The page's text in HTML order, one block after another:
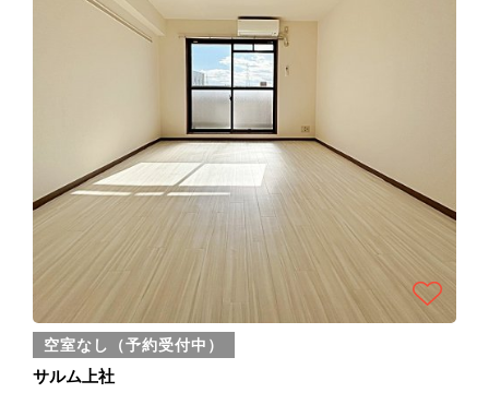
空室なし（予約受付中）
サルム上社